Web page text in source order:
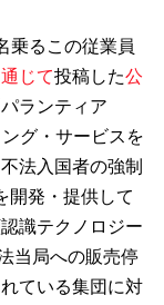
乗るこの従業員
じて投稿した公
ランティア
ング・サービスを
法入国者の強制
開発・提供して
識テクノロジー
当局への販売停
ている集団に対